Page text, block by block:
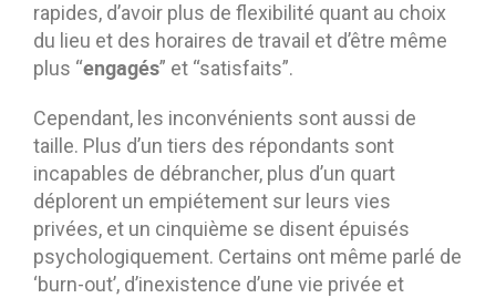
rapides, d’avoir plus de flexibilité quant au choix
du lieu et des horaires de travail et d’être même
plus “engagés” et “satisfaits”.
Cependant, les inconvénients sont aussi de
taille. Plus d’un tiers des répondants sont
incapables de débrancher, plus d’un quart
déplorent un empiétement sur leurs vies
privées, et un cinquième se disent épuisés
psychologiquement. Certains ont même parlé de
‘burn-out’, d’inexistence d’une vie privée et